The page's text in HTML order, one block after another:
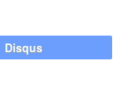
Disqus